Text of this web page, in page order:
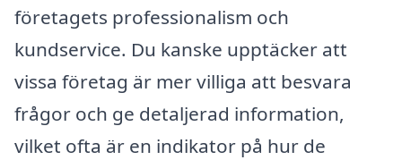
företagets professionalism och
kundservice. Du kanske upptäcker att
vissa företag är mer villiga att besvara
frågor och ge detaljerad information,
vilket ofta är en indikator på hur de